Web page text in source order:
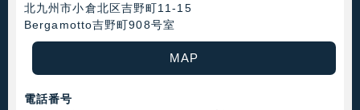
北九州市小倉北区吉野町11-15
Bergamotto吉野町908号室
MAP
電話番号